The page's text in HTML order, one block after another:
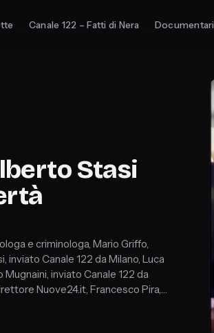
Canale 122 – Fatti di Nera Documentari
Stasi
e criminologa, Mario Griffo,
inviato Canale 122 da Milano, Luca
inviato Canale 122 da
Nuove24.it, Francesco Pira,